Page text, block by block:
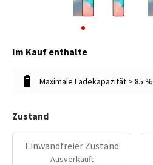
Im Kauf enthalte
Maximale Ladekapazität > 85 %
Zustand
Einwandfreier Zustand
Ausverkauft